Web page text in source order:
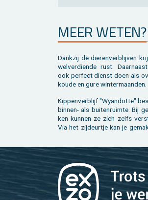
MEER WETEN?
Dank­zij de die­ren­ver­blij­ven
wel­ver­dien­de rust.
ook per­fect dienst doen als
koude en gure win­ter­maan­den.
Kip­pen­ver­blijf "Wy­an­dot­te"
bin­nen- als bui­ten­ruim­te. Bij
ken kun­nen ze zich zelfs
Via het zij­deur­tje kan je